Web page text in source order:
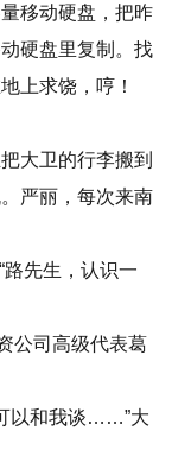
移动硬盘，把昨
硬盘里复制。找
上求饶，哼！
大卫的行李搬到
严丽，每次来南
先生，认识一
公司高级代表葛
以和我谈……”大